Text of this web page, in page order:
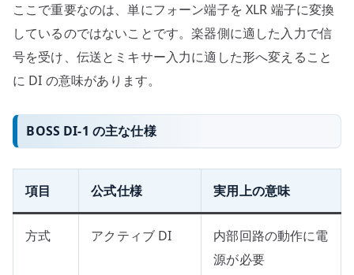
ここで重要なのは、単にフォーン端子を XLR 端子に変換
しているのではないことです。楽器側に適した入力で信
号を受け、伝送とミキサー入力に適した形へ変えること
に DI の意味があります。
BOSS DI-1 の主な仕様
項目 公式仕様 実用上の意味
方式 アクティブ DI
内部回路の動作に電
源が必要